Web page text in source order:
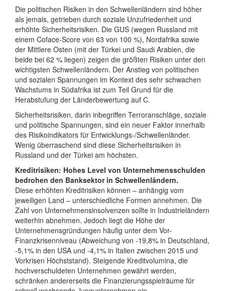
Die politischen Risiken in den Schwellenländern sind höher
als jemals, getrieben durch soziale Unzufriedenheit und
erhöhte Sicherheitsrisiken. Die GUS (wegen Russland mit
einem Coface-Score von 63 von 100 %), Nordafrika sowie
der Mittlere Osten (mit der Türkei und Saudi Arabien, die
beide bei 62 % liegen) zeigen die größten Risiken unter den
wichtigsten Schwellenländern. Der Anstieg von politischen
und sozialen Spannungen im Kontext des sehr schwachen
Wachstums in Südafrika ist zum Teil Grund für die
Herabstufung der Länderbewertung auf C.
Sicherheitsrisiken, darin inbegriffen Terroranschläge, soziale
und politische Spannungen, sind ein neuer Faktor innerhalb
des Risikoindikators für Entwicklungs-/Schwellenländer.
Wenig überraschend sind diese Sicherheitsrisiken in
Russland und der Türkei am höchsten.
Kreditrisiken: Hohes Level von Unternehmensschulden
bedrohen den Banksektor in Schwellenländern.
Diese erhöhten Kreditrisiken können – anhängig vom
jeweiligen Land – unterschiedliche Formen annehmen. Die
Zahl von Unternehmensinsolvenzen sollte in Industrieländern
weiterhin abnehmen. Jedoch liegt die Höhe der
Unternehmensgründungen häufig unter dem Vor-
Finanzkrisenniveau (Abweichung von -19,8% in Deutschland,
-5,1% in den USA und -4,1% in Italien zwischen 2015 und
Vorkrisen Höchststand). Steigende Kreditvolumina, die
hochverschuldeten Unternehmen gewährt werden,
schränken andererseits die Finanzierungsspielräume für